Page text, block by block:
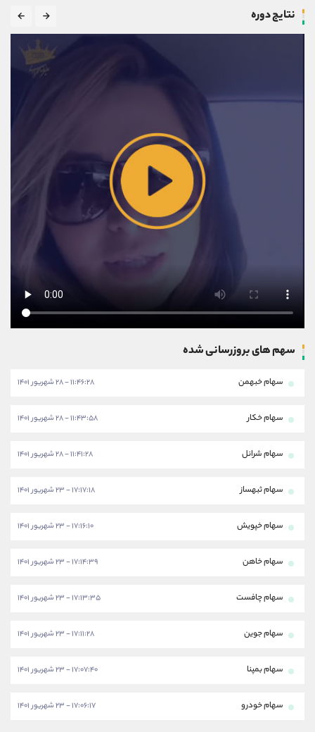
نتایج دوره
سهم های بروزرسانی شده
سهام خبهمن ۱۱:۴۶:۲۸ - ۲۸ شهریور ۱۴۰۱
سهام خکار ۱۱:۴۳:۵۸ - ۲۸ شهریور ۱۴۰۱
سهام شرانل ۱۱:۴۱:۲۸ - ۲۸ شهریور ۱۴۰۱
سهام ثبهساز ۱۷:۱۷:۱۸ - ۲۳ شهریور ۱۴۰۱
سهام خپویش ۱۷:۱۶:۱۰ - ۲۳ شهریور ۱۴۰۱
سهام خاهن ۱۷:۱۴:۳۹ - ۲۳ شهریور ۱۴۰۱
سهام چافست ۱۷:۱۳:۳۵ - ۲۳ شهریور ۱۴۰۱
سهام جوین ۱۷:۱۱:۲۸ - ۲۳ شهریور ۱۴۰۱
سهام بمپنا ۱۷:۰۷:۴۰ - ۲۳ شهریور ۱۴۰۱
سهام خودرو ۱۷:۰۶:۱۷ - ۲۳ شهریور ۱۴۰۱